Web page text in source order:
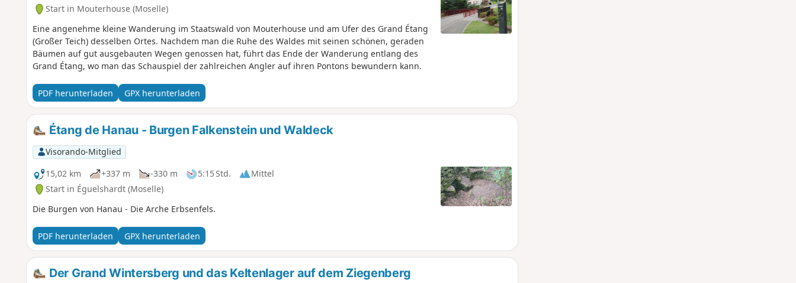
Start in Mouterhouse (Moselle)
Eine angenehme kleine Wanderung im Staatswald von Mouterhouse und am Ufer des Grand Étang
(Großer Teich) desselben Ortes. Nachdem man die Ruhe des Waldes mit seinen schönen, geraden
Bäumen auf gut ausgebauten Wegen genossen hat, führt das Ende der Wanderung entlang des
Grand Étang, wo man das Schauspiel der zahlreichen Angler auf ihren Pontons bewundern kann.
PDF herunterladen GPX herunterladen
Étang de Hanau - Burgen Falkenstein und Waldeck
Visorando-Mitglied
15,02 km
+337 m -330 m 5:15 Std.
Mittel
Start in Éguelshardt (Moselle)
Die Burgen von Hanau - Die Arche Erbsenfels.
PDF herunterladen GPX herunterladen
Der Grand Wintersberg und das Keltenlager auf dem Ziegenberg